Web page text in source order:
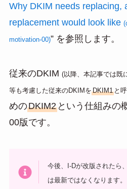
Why DKIM needs replacing,
replacement would look like
motivation-00)” を参照します。
従来のDKIM (以降、本記事では既
等も考慮した従来のDKIMをDKIM1と
めのDKIM2という仕組みの
00版です。
今後、I-Dが改版されたら
は最新ではなくなります。